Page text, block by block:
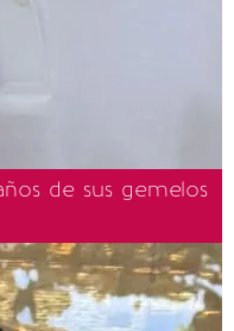
de sus gemelos